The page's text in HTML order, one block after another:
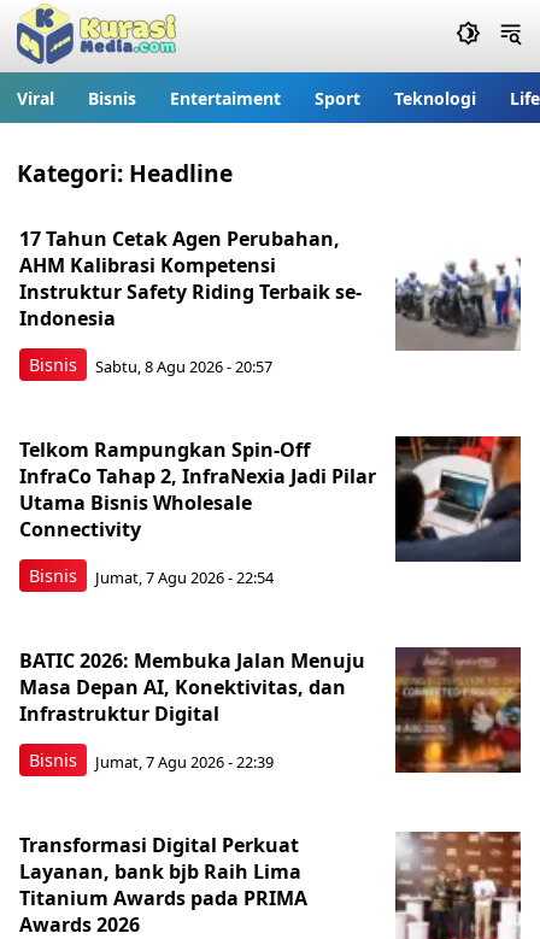
Viral Bisnis Entertaiment Sport Teknologi
Kategori: Headline
Bisnis
17 Tahun Cetak Agen Perubahan,
AHM Kalibrasi Kompetensi
Instruktur Safety Riding Terbaik se-
Indonesia
Sabtu, 8 Agu 2026 - 20:57
Bisnis
Telkom Rampungkan Spin-Off
InfraCo Tahap 2, InfraNexia Jadi Pilar
Utama Bisnis Wholesale
Connectivity
Jumat, 7 Agu 2026 - 22:54
Bisnis
BATIC 2026: Membuka Jalan Menuju
Masa Depan AI, Konektivitas, dan
Infrastruktur Digital
Jumat, 7 Agu 2026 - 22:39
Transformasi Digital Perkuat
Layanan, bank bjb Raih Lima
Titanium Awards pada PRIMA
Awards 2026